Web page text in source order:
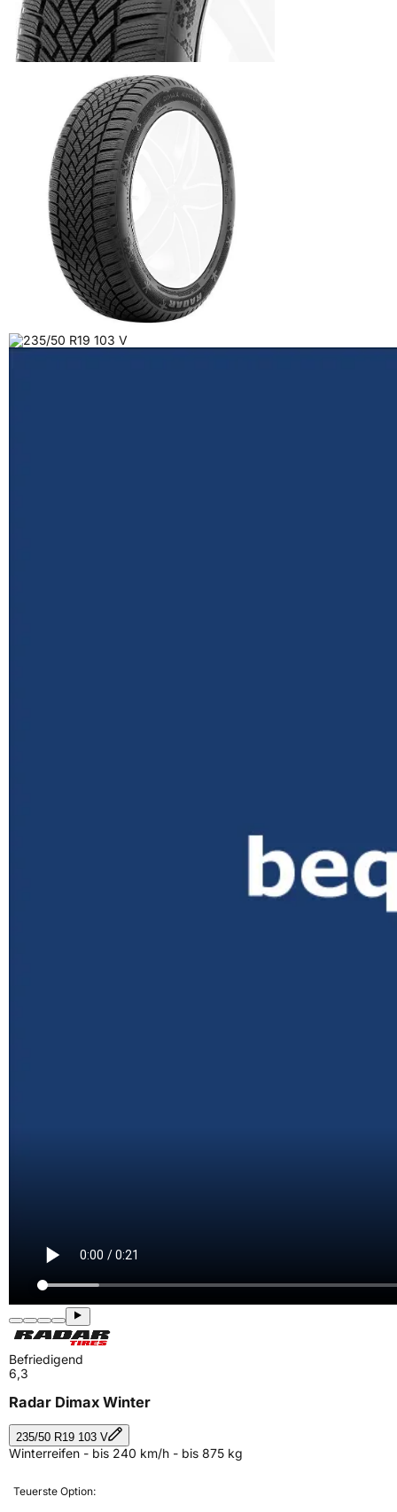
Befriedigend
6,3
Radar Dimax Winter
235/50 R19 103 V
Winterreifen - bis 240 km/h - bis 875 kg
Teuerste Option: